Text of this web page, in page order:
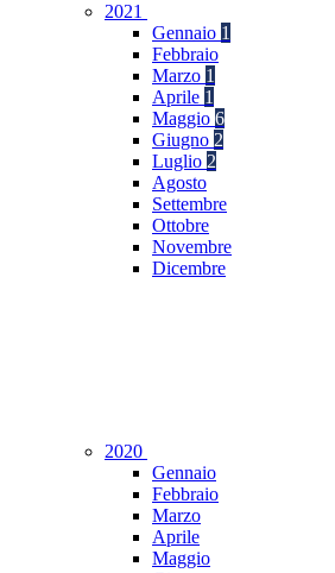
2021
Gennaio 1
Febbraio
Marzo 1
Aprile 1
Maggio 6
Giugno 2
Luglio 2
Agosto
Settembre
Ottobre
Novembre
Dicembre
2020
Gennaio
Febbraio
Marzo
Aprile
Maggio